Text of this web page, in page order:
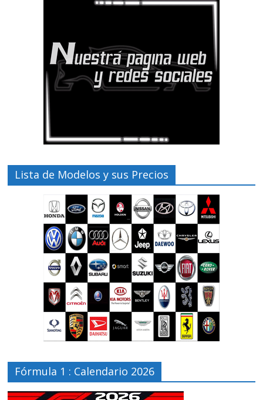
Lista de Modelos y sus Precios
Fórmula 1 : Calendario 2026